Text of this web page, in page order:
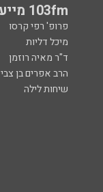
103fm מייעצים
פרופ' רפי קרסו
מיכל דליות
ד"ר מאיה רוזמן
הרב אפרים בן צבי
שיחות לילה